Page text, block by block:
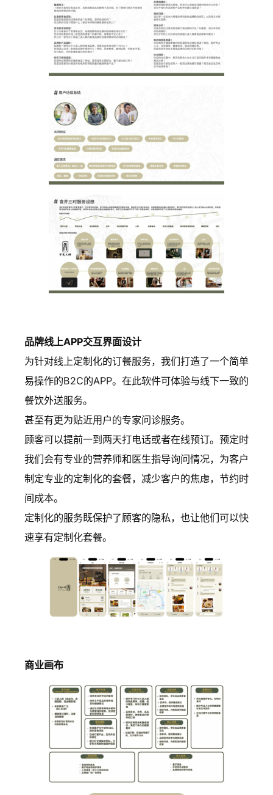
品牌线上APP交互界面设计
为针对线上定制化的订餐服务，我们打造了一个简单
易操作的B2C的APP。在此软件可体验与线下一致的
餐饮外送服务。
甚至有更为贴近用户的专家问诊服务。
顾客可以提前一到两天打电话或者在线预订。预定时
我们会有专业的营养师和医生指导询问情况，为客户
制定专业的定制化的套餐，减少客户的焦虑，节约时
间成本。
定制化的服务既保护了顾客的隐私，也让他们可以快
速享有定制化套餐。
商业画布